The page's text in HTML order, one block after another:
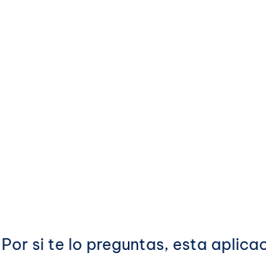
Por si te lo preguntas, esta